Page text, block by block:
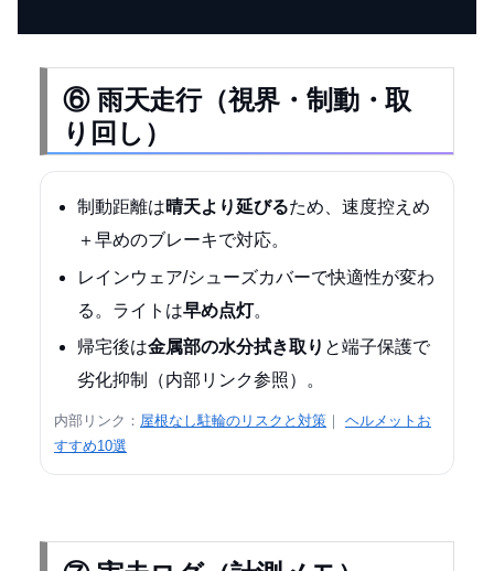
⑥ 雨天走行（視界・制動・取
り回し）
制動距離は晴天より延びるため、速度控えめ
＋早めのブレーキで対応。
レインウェア/シューズカバーで快適性が変わ
る。ライトは早め点灯。
帰宅後は金属部の水分拭き取り と端子保護で
劣化抑制（内部リンク参照）。
内部リンク： 屋根なし駐輪のリスクと対策 ｜ ヘルメットお
すすめ10選